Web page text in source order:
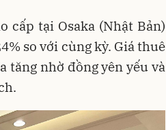
cấp tại Osaka (Nhật Bản)
so với cùng kỳ. Giá thuê
tăng nhờ đồng yên yếu và